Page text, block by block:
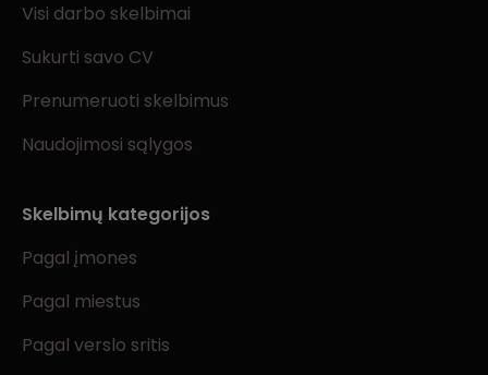
Visi darbo skelbimai
Sukurti savo CV
Prenumeruoti skelbimus
Naudojimosi sąlygos
Skelbimų kategorijos
Pagal įmones
Pagal miestus
Pagal verslo sritis